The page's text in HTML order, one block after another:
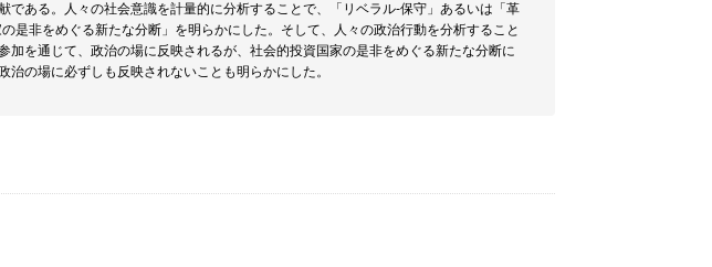
である。人々の社会意識を計量的に分析することで、「リベラル-保守」あるいは「革
是非をめぐる新たな分断」を明らかにした。そして、人々の政治行動を分析すること
加を通じて、政治の場に反映されるが、社会的投資国家の是非をめぐる新たな分断に
の場に必ずしも反映されないことも明らかにした。